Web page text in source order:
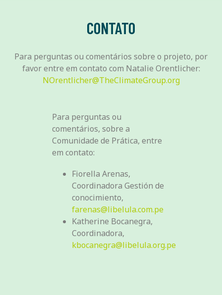
CONTATO
Para perguntas ou comentários sobre o projeto, por
favor entre em contato com Natalie Orentlicher:
NOrentlicher@TheClimateGroup.org
Para perguntas ou
comentários, sobre a
Comunidade de Prática, entre
em contato:
Fiorella Arenas,
Coordinadora Gestión de
conocimiento,
farenas@libelula.com.pe
Katherine Bocanegra,
Coordinadora,
kbocanegra@libelula.org.pe